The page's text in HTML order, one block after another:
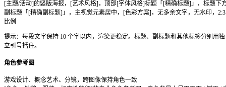
1在 platform.openai.com 获取 API Key。
3高精度输出选 quality: "hd"；批量低成本运行选
4建议异步处理响应——推理步骤会增加延迟，比旧版模